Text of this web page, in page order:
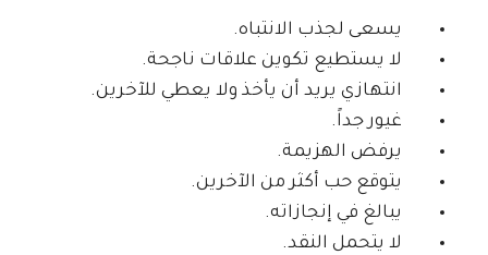
يسعى لجذب الانتباه.
لا يستطيع تكوين علاقات ناجحة.
انتهازي يريد أن يأخذ ولا يعطي للآخرين.
غيور جداً.
يرفض الهزيمة.
يتوقع حب أكثر من الآخرين.
يبالغ في إنجازاته.
لا يتحمل النقد.